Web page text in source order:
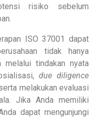
risiko sebelum
ISO 37001 dapat
tidak hanya
melalui tindakan nyata
due diligence
melakukan evaluasi
Jika Anda memiliki
dapat mengunjungi